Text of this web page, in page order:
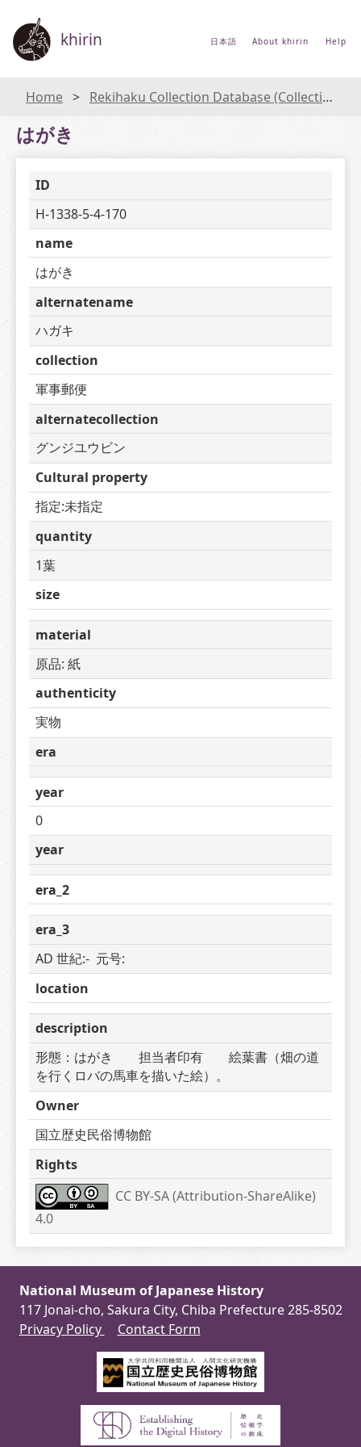
khirin 日本語 About khirin Help
Home Rekihaku Collection Database (Collections Database of the National Museum of Japanese History)
はがき
ID
H-1338-5-4-170
name
はがき
alternatename
ハガキ
collection
軍事郵便
alternatecollection
グンジユウビン
Cultural property
指定:未指定
quantity
1葉
size
material
原品: 紙
authenticity
実物
era
year
0
year
era_2
era_3
AD 世紀:-  元号:
location
description
形態：はがき　　担当者印有　　絵葉書（畑の道
を行くロバの馬車を描いた絵）。
Owner
国立歴史民俗博物館
Rights
CC BY-SA (Attribution-ShareAlike)
4.0
National Museum of Japanese History
117 Jonai-cho, Sakura City, Chiba Prefecture 285-8502
Privacy Policy
Contact Form